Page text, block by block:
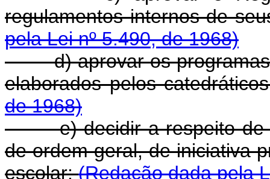
regulamentos internos de
pela Lei nº 5.490, de 1968)
d) aprovar os programas
elaborados pelos
de 1968)
e) decidir a respeito de
de ordem geral, de iniciativa
escolar;(Redação dada pela